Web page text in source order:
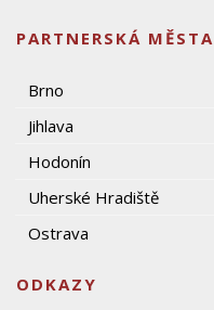
PARTNERSKÁ MĚSTA
Brno
Jihlava
Hodonín
Uherské Hradiště
Ostrava
ODKAZY